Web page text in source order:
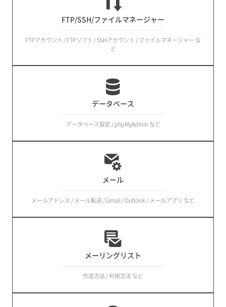
FTP/SSH/ファイルマネージャー
FTPアカウント / FTPソフト / SSHアカウント / ファイルマネージャー な
ど
データベース
データベース設定 / phpMyAdmin など
メール
メールアドレス / メール転送 / Gmail / Outlook / メールアプリ など
メーリングリスト
作成方法 / 利用方法 など